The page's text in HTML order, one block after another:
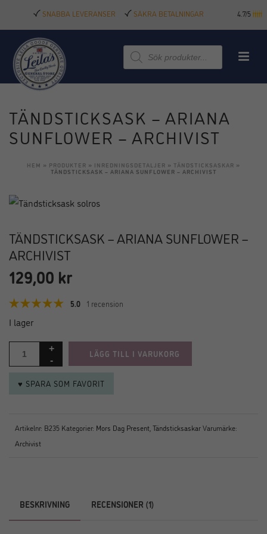
SNABBA LEVERANSER SÄKRA BETALNINGAR 4.7/5
Produktsökning
TÄNDSTICKSASK – ARIANA
SUNFLOWER – ARCHIVIST
HEM » PRODUKTER » INREDNINGSDETALJER » TÄNDSTICKSASKAR »
TÄNDSTICKSASK – ARIANA SUNFLOWER – ARCHIVIST
TÄNDSTICKSASK – ARIANA SUNFLOWER –
ARCHIVIST
129,00 kr
5.0 1 recension
I lager
LÄGG TILL I VARUKORG
♥ SPARA SOM FAVORIT
Artikelnr: B235 Kategorier: Mors Dag Present TändsticksaskarVarumärke:
Archivist
BESKRIVNING RECENSIONER (1)